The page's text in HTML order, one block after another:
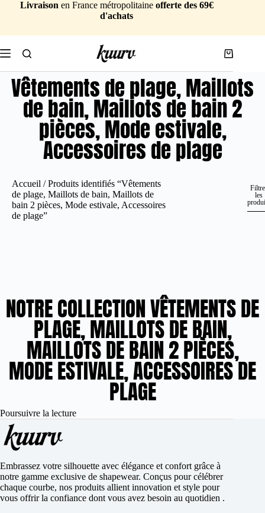
Livraison en France métropolitaine offerte des 69€
d'achats
Vêtements de plage, Maillots
de bain, Maillots de bain 2
pièces, Mode estivale,
Accessoires de plage
Accueil / Produits identifiés “Vêtements
de plage, Maillots de bain, Maillots de
bain 2 pièces, Mode estivale, Accessoires
de plage”
les
NOTRE COLLECTION VÊTEMENTS DE
PLAGE, MAILLOTS DE BAIN,
MAILLOTS DE BAIN 2 PIÈCES,
MODE ESTIVALE, ACCESSOIRES DE
PLAGE
Poursuivre la lecture
Embrassez votre silhouette avec élégance et confort grâce à
notre gamme exclusive de shapewear. Conçus pour célébrer
chaque courbe, nos produits allient innovation et style pour
vous offrir la confiance dont vous avez besoin au quotidien .